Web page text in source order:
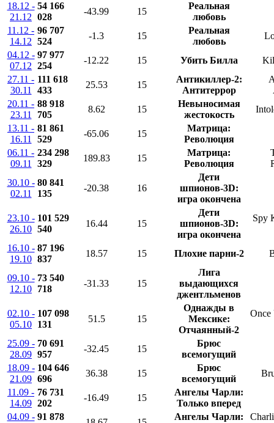
18.12 -
21.12
54 166
028
-43.99 15
Реальная
любовь
11.12 -
14.12
96 707
524
-1.3 15
Реальная
любовь
04.12 -
07.12
97 977
254
-12.22 15 Убить Билла
27.11 -
30.11
111 618
433
25.53 15
Антикиллер-2:
Антитеррор
20.11 -
23.11
88 918
705
8.62 15
Невыносимая
жестокость
13.11 -
16.11
81 861
529
-65.06 15
Матрица:
Революция
06.11 -
09.11
234 298
329
189.83 15
Матрица:
Революция
30.10 -
02.11
80 841
135
-20.38 16
Дети
шпионов-3D:
игра окончена
23.10 -
26.10
101 529
540
16.44 15
Дети
шпионов-3D:
игра окончена
Spy
16.10 -
19.10
87 196
837
18.57 15 Плохие парни-2
09.10 -
12.10
73 540
718
-31.33 15
Лига
выдающихся
джентльменов
02.10 -
05.10
107 098
131
51.5 15
Однажды в
Мексике:
Отчаянный-2
Once
25.09 -
28.09
70 691
957
-32.45 15
Брюс
всемогущий
18.09 -
21.09
104 646
696
36.38 15
Брюс
всемогущий
11.09 -
14.09
76 731
202
-16.49 15
Ангелы Чарли:
Только вперед
04.09 - 91 878
Ангелы Чарли: